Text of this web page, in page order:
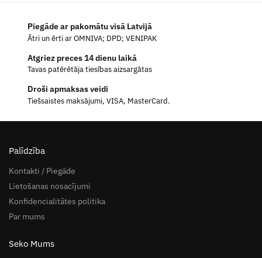
Piegāde ar pakomātu visā Latvijā
Ātri un ērti ar OMNIVA; DPD; VENIPAK
Atgriez preces 14 dienu laikā
Tavas patērētāja tiesības aizsargātas
Droši apmaksas veidi
Tiešsaistes maksājumi, VISA, MasterCard.
Palīdzība
Kontakti / Piegāde
Lietošanas nosacījumi
Konfidencialitātes politika
Par mums
Seko Mums